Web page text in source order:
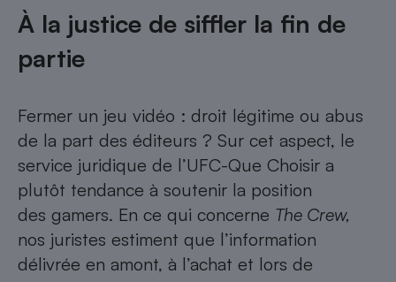
À la justice de siffler la fin de
partie
Fermer un jeu vidéo : droit légitime ou abus
de la part des éditeurs ? Sur cet aspect, le
service juridique de l’UFC-Que Choisir a
plutôt tendance à soutenir la position
des gamers. En ce qui concerne The Crew,
nos juristes estiment que l’information
délivrée en amont, à l’achat et lors de